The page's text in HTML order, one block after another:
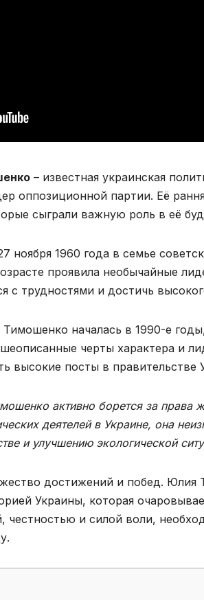
– известная украинская
оппозиционной партии. Её
сыграли важную роль в её
1960 года в семье
проявила необычайные
с трудностями и достичь
началась в 1990-е
черты характера и
высокие посты в правительстве
активно борется за права
деятелей в Украине, она
и улучшению экологической
достижений и побед. Юлия
Украины, которая
честностью и силой воли,